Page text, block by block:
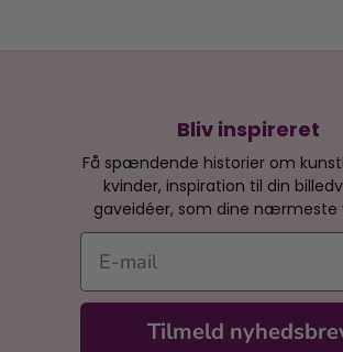
Bliv inspireret
Få spændende historier om
kvinder, inspiration til din
gaveidéer, som dine nærmeste
E-mail
Tilmeld